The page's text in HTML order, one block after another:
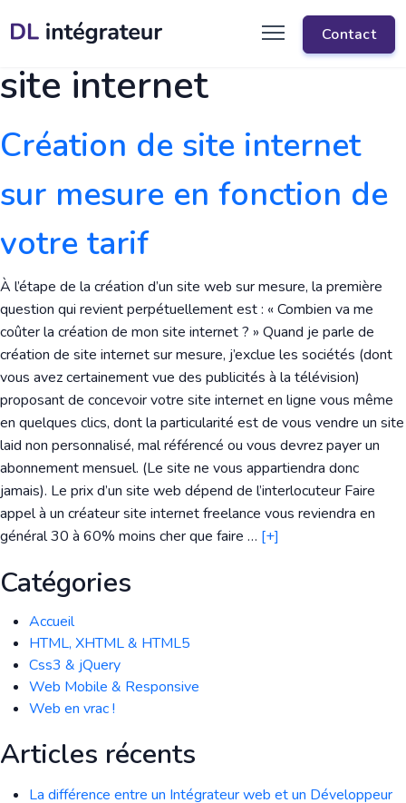
Contact
Article(s) lié(s) à : tarif
site internet
Création de site internet
sur mesure en fonction de
votre tarif
À l’étape de la création d’un site web sur mesure, la première
question qui revient perpétuellement est : « Combien va me
coûter la création de mon site internet ? » Quand je parle de
création de site internet sur mesure, j’exclue les sociétés (dont
vous avez certainement vue des publicités à la télévision)
proposant de concevoir votre site internet en ligne vous même
en quelques clics, dont la particularité est de vous vendre un site
laid non personnalisé, mal référencé ou vous devrez payer un
abonnement mensuel. (Le site ne vous appartiendra donc
jamais). Le prix d’un site web dépend de l’interlocuteur Faire
appel à un créateur site internet freelance vous reviendra en
général 30 à 60% moins cher que faire … [+]
Catégories
Accueil
HTML, XHTML & HTML5
Css3 & jQuery
Web Mobile & Responsive
Web en vrac !
Articles récents
La différence entre un Intégrateur web et un Développeur